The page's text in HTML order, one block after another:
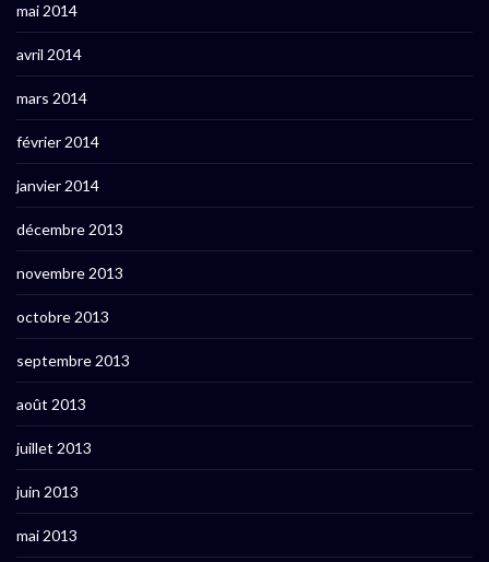
mai 2014
avril 2014
mars 2014
février 2014
janvier 2014
décembre 2013
novembre 2013
octobre 2013
septembre 2013
août 2013
juillet 2013
juin 2013
mai 2013